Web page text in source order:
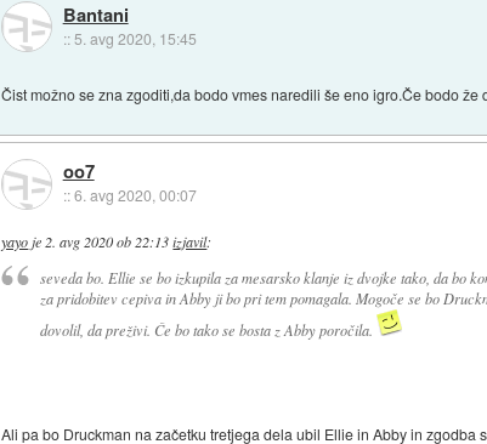
Bantani
:: 5. avg 2020, 15:45
Čist možno se zna zgoditi,da bodo vmes naredili še eno igro.Če bodo
oo7
::6. avg 2020, 00:07
yayo je 2. avg 2020 ob 22:13 izjavil:
seveda bo. Ellie se bo izkupila za mesarsko klanje iz dvojke tako, da bo
za pridobitev cepiva in Abby ji bo pri tem pomagala. Mogoče se bo
dovolil, da preživi. Če bo tako se bosta z Abby poročila.
Ali pa bo Druckman na začetku tretjega dela ubil Ellie in Abby in zgodba